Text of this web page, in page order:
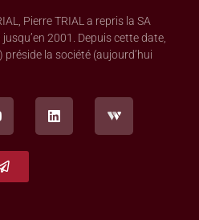
Pierre TRIAL a repris la SA
2001. Depuis cette date,
la société (aujourd’hui